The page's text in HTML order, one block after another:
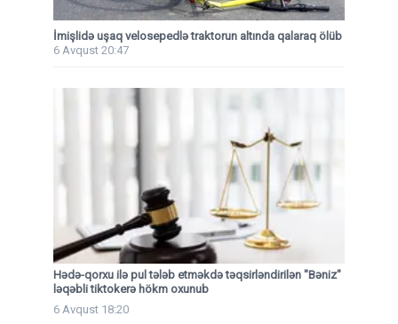
İmişlidə uşaq velosepedlə traktorun altında qalaraq ölüb
6 Avqust 20:47
Hədə-qorxu ilə pul tələb etməkdə təqsirləndirilən "Bəniz"
ləqəbli tiktokerə hökm oxunub
6 Avqust 18:20